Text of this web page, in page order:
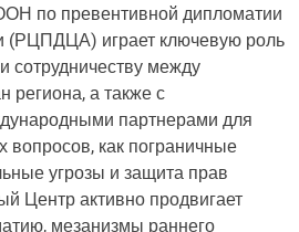
по превентивной дипломатии
(РЦПДЦА) играет ключевую роль
сотрудничеству между
региона, а также с
партнерами для
как пограничные
угрозы и защита прав
Центр активно продвигает
мезанизмы раннего